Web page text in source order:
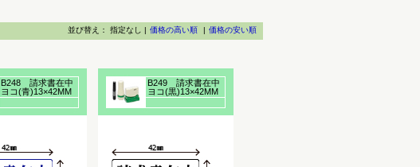
並び替え： 指定なし | 価格の高い順 | 価格の安い順
B248 請求書在中
ヨコ(青)13×42MM
浸透印
B249 請求書在中
ヨコ(黒)13×42MM
浸透印